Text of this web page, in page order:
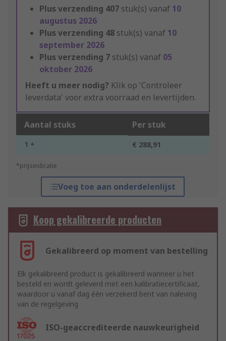
Plus verzending 407 stuk(s) vanaf 10
augustus 2026
Plus verzending 48 stuk(s) vanaf 10
september 2026
Plus verzending 7 stuk(s) vanaf 05
oktober 2026
Heeft u meer nodig? Klik op 'Controleer
leverdata' voor extra voorraad en levertijden.
Aantal stuks Per stuk
1 + € 288,91
*prijsindicatie
Voeg toe aan onderdelenlijst
Koop gekalibreerde producten
Gekalibreerd op moment van bestelling
Elk gekalibreerd product is gekalibreerd wanneer u het
besteld en wordt geleverd met een kalibratiecertificaat,
waardoor u vanaf dag één verzekerd bent van naleving
van de regelgeving
ISO-geaccrediteerde nauwkeurigheid